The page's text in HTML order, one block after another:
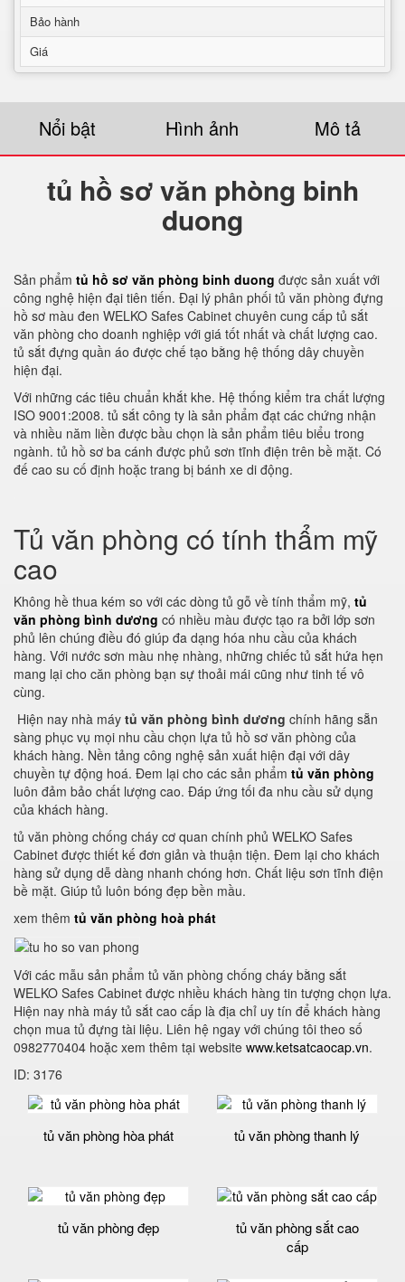
Bảo hành
Giá
Nổi bật Hình ảnh Mô tả
tủ hồ sơ văn phòng binh
duong
Sản phẩm tủ hồ sơ văn phòng binh duong được sản xuất với
công nghệ hiện đại tiên tiến. Đại lý phân phối tủ văn phòng đựng
hồ sơ màu đen WELKO Safes Cabinet chuyên cung cấp tủ sắt
văn phòng cho doanh nghiệp với giá tốt nhất và chất lượng cao.
tủ sắt đựng quần áo được chế tạo bằng hệ thống dây chuyền
hiện đại.
Với những các tiêu chuẩn khắt khe. Hệ thống kiểm tra chất lượng
ISO 9001:2008. tủ sắt công ty là sản phẩm đạt các chứng nhận
và nhiều năm liền được bầu chọn là sản phẩm tiêu biểu trong
ngành. tủ hồ sơ ba cánh được phủ sơn tĩnh điện trên bề mặt. Có
đế cao su cố định hoặc trang bị bánh xe di động.
Tủ văn phòng có tính thẩm mỹ
cao
Không hề thua kém so với các dòng tủ gỗ về tính thẩm mỹ, tủ
văn phòng bình dương có nhiều màu được tạo ra bởi lớp sơn
phủ lên chúng điều đó giúp đa dạng hóa nhu cầu của khách
hàng. Với nước sơn màu nhẹ nhàng, những chiếc tủ sắt hứa hẹn
mang lại cho căn phòng bạn sự thoải mái cũng như tinh tế vô
cùng.
Hiện nay nhà máy tủ văn phòng bình dương chính hãng sẵn
sàng phục vụ mọi nhu cầu chọn lựa tủ hồ sơ văn phòng của
khách hàng. Nền tảng công nghệ sản xuất hiện đại với dây
chuyền tự động hoá. Đem lại cho các sản phẩm tủ văn phòng
luôn đảm bảo chất lượng cao. Đáp ứng tối đa nhu cầu sử dụng
của khách hàng.
tủ văn phòng chống cháy cơ quan chính phủ WELKO Safes
Cabinet được thiết kế đơn giản và thuận tiện. Đem lại cho khách
hàng sử dụng dễ dàng nhanh chóng hơn. Chất liệu sơn tĩnh điện
bề mặt. Giúp tủ luôn bóng đẹp bền mầu.
xem thêm tủ văn phòng hoà phát
Với các mẫu sản phẩm tủ văn phòng chống cháy bằng sắt
WELKO Safes Cabinet được nhiều khách hàng tin tượng chọn lựa.
Hiện nay nhà máy tủ sắt cao cấp là địa chỉ uy tín để khách hàng
chọn mua tủ đựng tài liệu. Liên hệ ngay với chúng tôi theo số
0982770404 hoặc xem thêm tại website www.ketsatcaocap.vn.
ID: 3176
tủ văn phòng hòa phát tủ văn phòng thanh lý
tủ văn phòng đẹp
tủ văn phòng sắt cao
cấp